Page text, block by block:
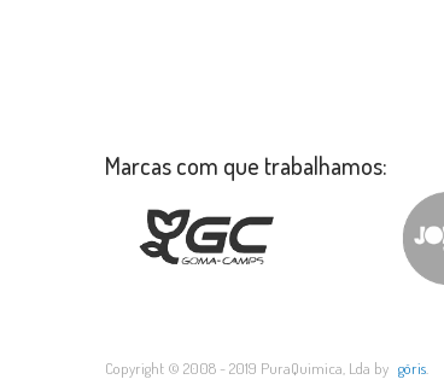
Marcas com que trabalhamos:
Copyright © 2008 - 2019 PuraQuimica, Lda by göris